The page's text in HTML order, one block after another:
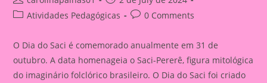
author:
published:
PostAtividades Pedagógicas
Post0 Comments
O Dia do Saci é comemorado anualmente em 31 de
outubro. A data homenageia o Saci-Pererê, figura mitológica
do imaginário folclórico brasileiro. O Dia do Saci foi criado